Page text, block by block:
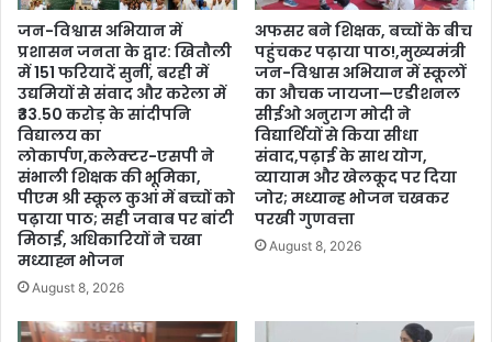
जन-विश्वास अभियान में
प्रशासन जनता के द्वार: खितौली
में 151 फरियादें सुनीं, बरही में
उद्यमियों से संवाद और करेला में
₹33.50 करोड़ के सांदीपनि
विद्यालय का
लोकार्पण,कलेक्टर-एसपी ने
संभाली शिक्षक की भूमिका,
पीएम श्री स्कूल कुआं में बच्चों को
पढ़ाया पाठ; सही जवाब पर बांटी
मिठाई, अधिकारियों ने चखा
मध्याह्न भोजन
August 8, 2026
अफसर बने शिक्षक, बच्चों के बीच
पहुंचकर पढ़ाया पाठ!,मुख्यमंत्री
जन-विश्वास अभियान में स्कूलों
का औचक जायजा—एडीशनल
सीईओ अनुराग मोदी ने
विद्यार्थियों से किया सीधा
संवाद,पढ़ाई के साथ योग,
व्यायाम और खेलकूद पर दिया
जोर; मध्यान्ह भोजन चखकर
परखी गुणवत्ता
August 8, 2026